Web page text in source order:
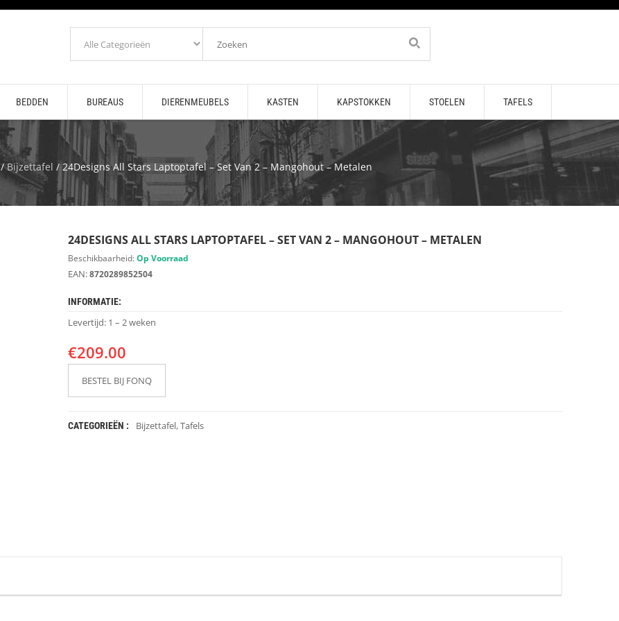
BEDDEN BUREAUS DIERENMEUBELS KASTEN KAPSTOKKEN STOELEN TAFELS
/Bijzettafel / 24Designs All Stars Laptoptafel – Set Van 2 – Mangohout – Metalen
24DESIGNS ALL STARS LAPTOPTAFEL – SET VAN 2 – MANGOHOUT – METALEN
Beschikbaarheid:Op Voorraad
EAN:8720289852504
INFORMATIE:
Levertijd: 1 – 2 weken
€209.00
BESTEL BIJ FONQ
CATEGORIEËN : Bijzettafel,Tafels